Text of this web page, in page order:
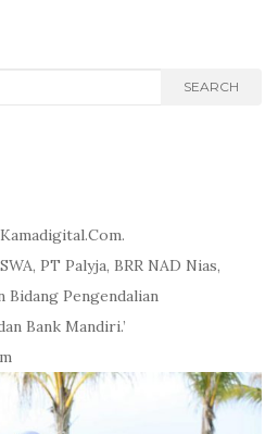
SEARCH
PT Palyja, BRR NAD Nias,
Pengendalian
Bank Mandiri.’